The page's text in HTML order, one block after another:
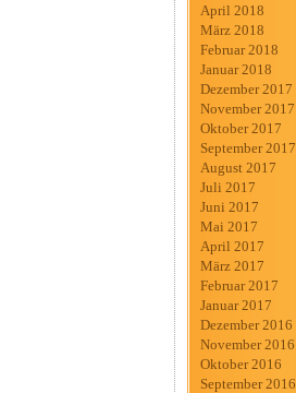
April 2018
März 2018
Februar 2018
Januar 2018
Dezember 2017
November 2017
Oktober 2017
September 2017
August 2017
Juli 2017
Juni 2017
Mai 2017
April 2017
März 2017
Februar 2017
Januar 2017
Dezember 2016
November 2016
Oktober 2016
September 2016